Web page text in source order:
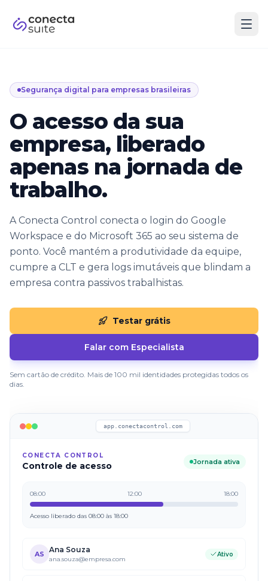
Conecta Control
Segurança digital para empresas brasileiras
O acesso da sua
empresa, liberado
apenas na jornada de
trabalho.
A Conecta Control conecta o login do Google
Workspace e do Microsoft 365 ao seu sistema de
ponto. Você mantém a produtividade da equipe,
cumpre a CLT e gera logs imutáveis que blindam a
empresa contra passivos trabalhistas.
Testar grátis
Falar com Especialista
Sem cartão de crédito. Mais de 100 mil identidades protegidas todos os
dias.
app.conectacontrol.com
CONECTA CONTROL
Controle de acesso Jornada ativa
08:00 12:00 18:00
Acesso liberado das 08:00 às 18:00
AS
Ana Souza
ana.souza@empresa.com
Ativo